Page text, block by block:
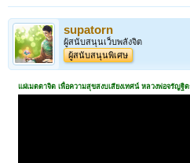
supatorn
ผู้สนับสนุนเว็บพลังจิต
ผู้สนับสนุนพิเศษ
แผ่เมตตาจิต เพื่อความสุขสงบเสียงเทศน์ หลวงพ่อจรัญ